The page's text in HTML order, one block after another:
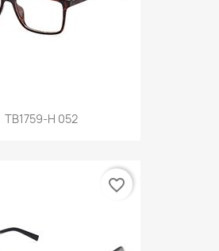
TB1759-H 052
favorite_border